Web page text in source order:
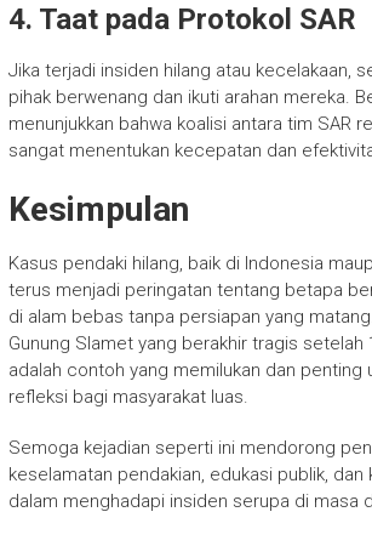
4. Taat pada Protokol SAR
Jika terjadi insiden hilang atau kecelakaan,
pihak berwenang dan ikuti arahan mereka.
menunjukkan bahwa koalisi antara tim SAR
sangat menentukan kecepatan dan
Kesimpulan
Kasus pendaki hilang, baik di Indonesia
terus menjadi peringatan tentang betapa
di alam bebas tanpa persiapan yang
Gunung Slamet yang berakhir tragis setelah
adalah contoh yang memilukan dan penting
refleksi bagi masyarakat luas.
Semoga kejadian seperti ini mendorong
keselamatan pendakian, edukasi publik, dan
dalam menghadapi insiden serupa di masa